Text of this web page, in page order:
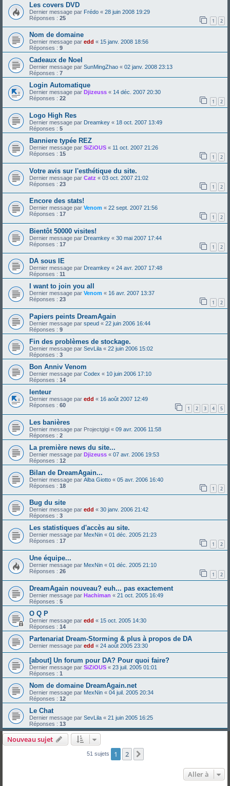
Les covers DVD
Dernier message par Frédo « 28 juin 2008 19:29
Réponses : 25 1 2
Nom de domaine
Dernier message par edd « 15 janv. 2008 18:56
Réponses : 9
Cadeaux de Noel
Dernier message par SunMingZhao « 02 janv. 2008 23:13
Réponses : 7
Login Automatique
Dernier message par Djizeuss « 14 déc. 2007 20:30
Réponses : 22 1 2
Logo High Res
Dernier message par Dreamkey « 18 oct. 2007 13:49
Réponses : 5
Banniere typée REZ
Dernier message par SiZiOUS « 11 oct. 2007 21:26
Réponses : 15 1 2
Votre avis sur l'esthétique du site.
Dernier message par Catz « 03 oct. 2007 21:02
Réponses : 23 1 2
Encore des stats!
Dernier message par Venom « 22 sept. 2007 21:56
Réponses : 17 1 2
Bientôt 50000 visites!
Dernier message par Dreamkey « 30 mai 2007 17:44
Réponses : 17 1 2
DA sous IE
Dernier message par Dreamkey « 24 avr. 2007 17:48
Réponses : 11
I want to join you all
Dernier message par Venom « 16 avr. 2007 13:37
Réponses : 23 1 2
Papiers peints DreamAgain
Dernier message par speud « 22 juin 2006 16:44
Réponses : 9
Fin des problèmes de stockage.
Dernier message par SevLila « 22 juin 2006 15:02
Réponses : 3
Bon Anniv Venom
Dernier message par Codex « 10 juin 2006 17:10
Réponses : 14
lenteur
Dernier message par edd « 16 août 2007 12:49
Réponses : 60 1 2 3 4 5
Les banières
Dernier message par Projectgigi « 09 avr. 2006 11:58
Réponses : 2
La première news du site...
Dernier message par Djizeuss « 07 avr. 2006 19:53
Réponses : 12
Bilan de DreamAgain...
Dernier message par Alba Giotto « 05 avr. 2006 16:40
Réponses : 18 1 2
Bug du site
Dernier message par edd « 30 janv. 2006 21:42
Réponses : 3
Les statistiques d'accès au site.
Dernier message par MexNin « 01 déc. 2005 21:23
Réponses : 17 1 2
Une équipe...
Dernier message par MexNin « 01 déc. 2005 21:10
Réponses : 26 1 2
DreamAgain nouveau? euh... pas exactement
Dernier message par Hachiman « 21 oct. 2005 16:49
Réponses : 5
O Q P
Dernier message par edd « 15 oct. 2005 14:30
Réponses : 14
Partenariat Dream-Storming & plus à propos de DA
Dernier message par edd « 24 août 2005 23:30
[about] Un forum pour DA? Pour quoi faire?
Dernier message par SiZiOUS « 23 juil. 2005 01:01
Réponses : 1
Nom de domaine DreamAgain.net
Dernier message par MexNin « 04 juil. 2005 20:34
Réponses : 12
Le Chat
Dernier message par SevLila « 21 juin 2005 16:25
Réponses : 13
Nouveau sujet
51 sujets 1 2
Aller à